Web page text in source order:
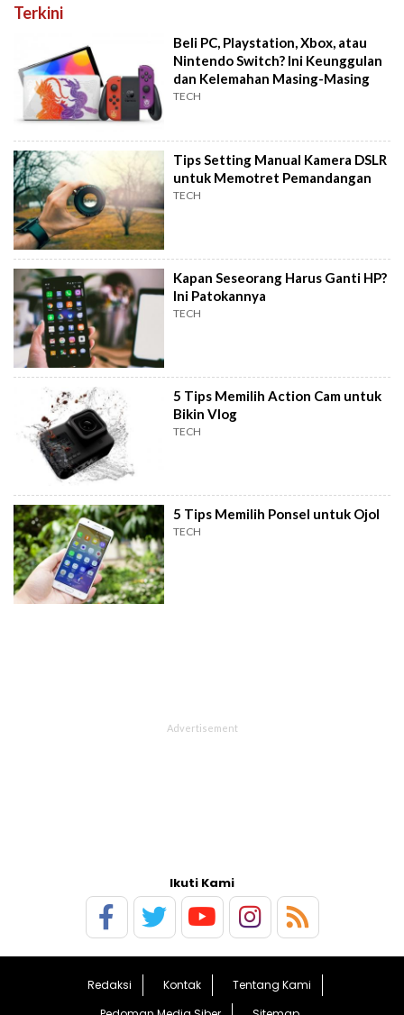
Terkini
Beli PC, Playstation, Xbox, atau
Nintendo Switch? Ini Keunggulan
dan Kelemahan Masing-Masing
TECH
Tips Setting Manual Kamera DSLR
untuk Memotret Pemandangan
TECH
Kapan Seseorang Harus Ganti HP?
Ini Patokannya
TECH
5 Tips Memilih Action Cam untuk
Bikin Vlog
TECH
5 Tips Memilih Ponsel untuk Ojol
TECH
Ikuti Kami
Redaksi Kontak
Tentang Kami